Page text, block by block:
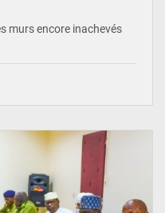
murs encore inachevés